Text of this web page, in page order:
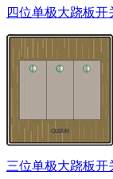
四位单极大跷板开
三位单极大跷板开